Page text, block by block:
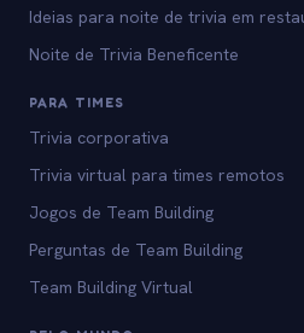
Ideias para noite de trivia em
Noite de Trivia Beneficente
PARA TIMES
Trivia corporativa
Trivia virtual para times remotos
Jogos de Team Building
Perguntas de Team Building
Team Building Virtual